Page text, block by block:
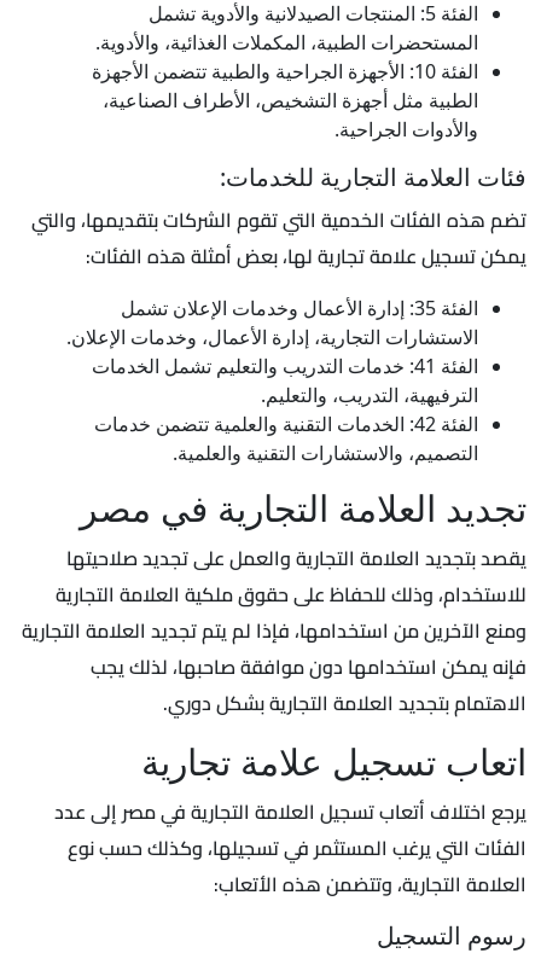
الفئة 5: المنتجات الصيدلانية والأدوية تشمل
المستحضرات الطبية، المكملات الغذائية، والأدوية.
الفئة 10: الأجهزة الجراحية والطبية تتضمن الأجهزة
الطبية مثل أجهزة التشخيص، الأطراف الصناعية،
والأدوات الجراحية.
فئات العلامة التجارية للخدمات:
تضم هذه الفئات الخدمية التي تقوم الشركات بتقديمها، والتي
يمكن تسجيل علامة تجارية لها، بعض أمثلة هذه الفئات:
الفئة 35: إدارة الأعمال وخدمات الإعلان تشمل
الاستشارات التجارية، إدارة الأعمال، وخدمات الإعلان.
الفئة 41: خدمات التدريب والتعليم تشمل الخدمات
الترفيهية، التدريب، والتعليم.
الفئة 42: الخدمات التقنية والعلمية تتضمن خدمات
التصميم، والاستشارات التقنية والعلمية.
تجديد العلامة التجارية في مصر
يقصد بتجديد العلامة التجارية والعمل على تجديد صلاحيتها
للاستخدام، وذلك للحفاظ على حقوق ملكية العلامة التجارية
ومنع الآخرين من استخدامها، فإذا لم يتم تجديد العلامة التجارية
فإنه يمكن استخدامها دون موافقة صاحبها، لذلك يجب
الاهتمام بتجديد العلامة التجارية بشكل دوري.
اتعاب تسجيل علامة تجارية
يرجع اختلاف أتعاب تسجيل العلامة التجارية في مصر إلى عدد
الفئات التي يرغب المستثمر في تسجيلها، وكذلك حسب نوع
العلامة التجارية، وتتضمن هذه الأتعاب:
رسوم التسجيل